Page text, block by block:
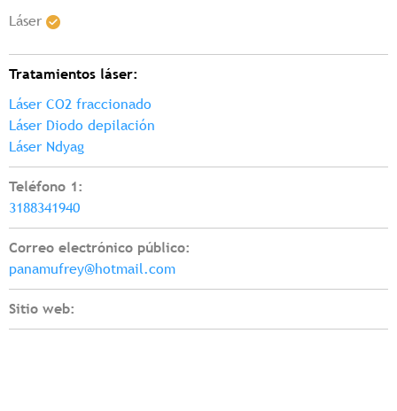
Láser
Tratamientos láser:
Láser CO2 fraccionado
Láser Diodo depilación
Láser Ndyag
Teléfono 1:
3188341940
Correo electrónico público:
panamufrey@hotmail.com
Sitio web: